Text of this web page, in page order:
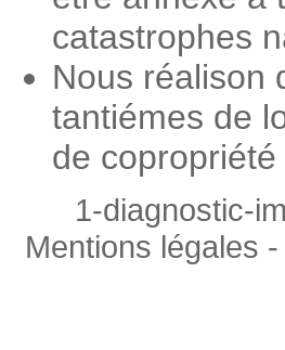
catastrophes
Nous réalison
tantiémes de
de
1-diagnostic-
Mentions légales -